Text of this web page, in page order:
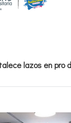
lazos en pro